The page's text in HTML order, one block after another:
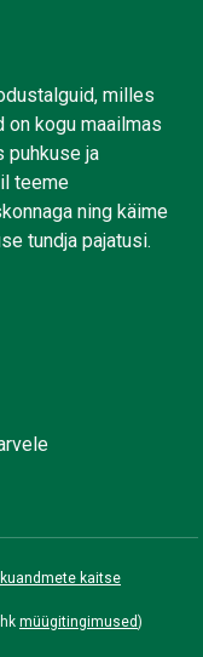
milles
on kogu maailmas
puhkuse ja
teeme
ning käime
tundja pajatusi.
kaitse
müügitingimused)